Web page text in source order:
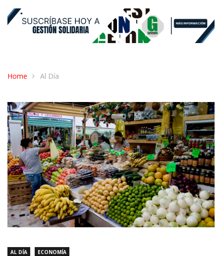
Home Al Día
AL DÍA ECONOMÍA